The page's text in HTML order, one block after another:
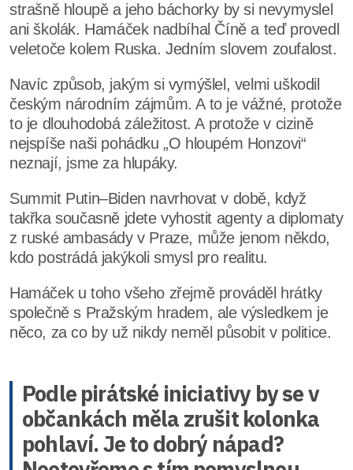
strašně hloupě a jeho báchorky by si nevymyslel
ani školák. Hamáček nadbíhal Číně a teď provedl
veletoče kolem Ruska. Jedním slovem zoufalost.
Navíc způsob, jakým si vymýšlel, velmi uškodil
českým národním zájmům. A to je vážné, protože
to je dlouhodobá záležitost. A protože v cizině
nejspíše naši pohádku „O hloupém Honzovi“
neznají, jsme za hlupáky.
Summit Putin–Biden navrhovat v době, když
takřka současně jdete vyhostit agenty a diplomaty
z ruské ambasády v Praze, může jenom někdo,
kdo postrádá jakýkoli smysl pro realitu.
Hamáček u toho všeho zřejmě prováděl hrátky
společně s Pražským hradem, ale výsledkem je
něco, za co by už nikdy neměl působit v politice.
Podle pirátské iniciativy by se v
občankách měla zrušit kolonka
pohlaví. Je to dobrý nápad?